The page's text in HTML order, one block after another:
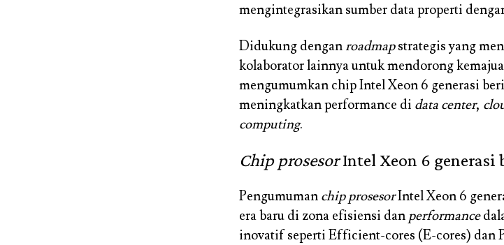
mengintegrasikan sumber data properti
Didukung dengan roadmapstrategis yang
kolaborator lainnya untuk mendorong
mengumumkan chip Intel Xeon 6 generasi
meningkatkan performance di data center,
computing.
Chip prosesorIntel Xeon 6 generasi
Pengumuman chip prosesorIntel Xeon 6
era baru di zona efisiensi dan performance
inovatif seperti Efficient-cores (E-cores) dan